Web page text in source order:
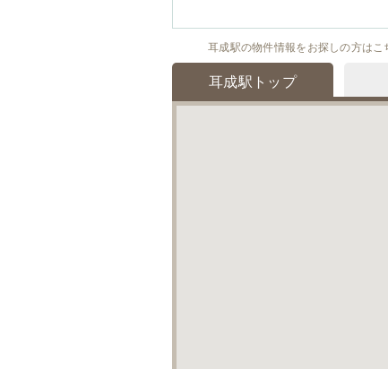
耳成駅の物件情報をお探しの方はこ
耳成駅トップ